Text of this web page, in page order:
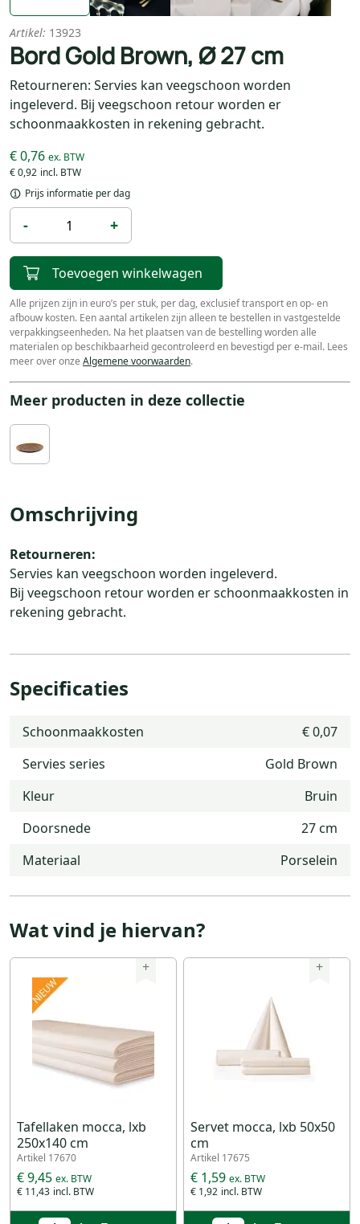
Artikel: 13923
Bord Gold Brown, Ø 27 cm
Retourneren: Servies kan veegschoon worden
ingeleverd. Bij veegschoon retour worden er
schoonmaakkosten in rekening gebracht.
€ 0,92
€ 0,76
Prijs informatie per dag
- +
Toevoegen winkelwagen
Alle prijzen zijn in euro’s per stuk, per dag, exclusief transport en op- en
afbouw kosten. Een aantal artikelen zijn alleen te bestellen in vastgestelde
verpakkingseenheden. Na het plaatsen van de bestelling worden alle
materialen op beschikbaarheid gecontroleerd en bevestigd per e-mail. Lees
meer over onze Algemene voorwaarden.
Meer producten in deze collectie
Omschrijving
Retourneren:
Servies kan veegschoon worden ingeleverd.
Bij veegschoon retour worden er schoonmaakkosten in
rekening gebracht.
Specificaties
Schoonmaakkosten
€ 0,07
Servies series
Gold Brown
Kleur
Bruin
Doorsnede
27 cm
Materiaal
Porselein
Wat vind je hiervan?
+
Tafellaken mocca, lxb
250x140 cm
Artikel 17670
€ 11,43
€ 9,45
+
Servet mocca, lxb 50x50
cm
Artikel 17675
€ 1,92
€ 1,59